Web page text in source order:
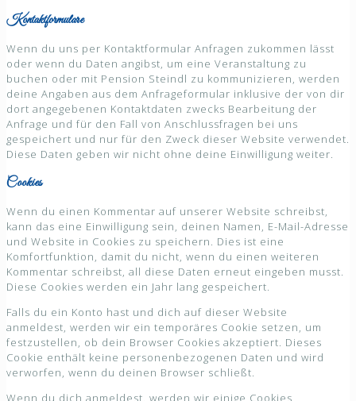
Kontaktformulare
Wenn du uns per Kontaktformular Anfragen zukommen lässt
oder wenn du Daten angibst, um eine Veranstaltung zu
buchen oder mit Pension Steindl zu kommunizieren, werden
deine Angaben aus dem Anfrageformular inklusive der von dir
dort angegebenen Kontaktdaten zwecks Bearbeitung der
Anfrage und für den Fall von Anschlussfragen bei uns
gespeichert und nur für den Zweck dieser Website verwendet.
Diese Daten geben wir nicht ohne deine Einwilligung weiter.
Cookies
Wenn du einen Kommentar auf unserer Website schreibst,
kann das eine Einwilligung sein, deinen Namen, E-Mail-Adresse
und Website in Cookies zu speichern. Dies ist eine
Komfortfunktion, damit du nicht, wenn du einen weiteren
Kommentar schreibst, all diese Daten erneut eingeben musst.
Diese Cookies werden ein Jahr lang gespeichert.
Falls du ein Konto hast und dich auf dieser Website
anmeldest, werden wir ein temporäres Cookie setzen, um
festzustellen, ob dein Browser Cookies akzeptiert. Dieses
Cookie enthält keine personenbezogenen Daten und wird
verworfen, wenn du deinen Browser schließt.
Wenn du dich anmeldest, werden wir einige Cookies